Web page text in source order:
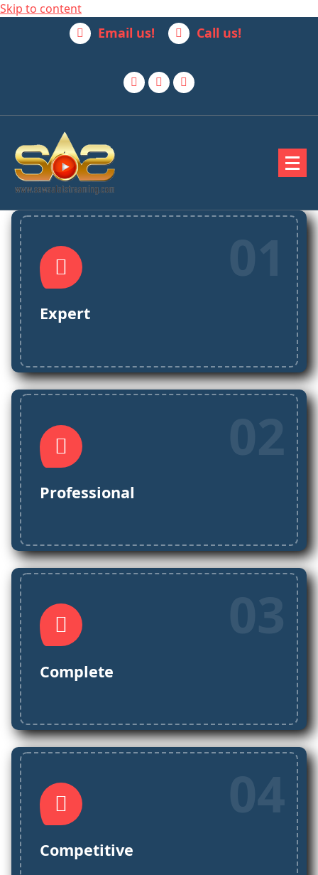
Skip to content
Email us! Call us!
Expert
Professional
Complete
Competitive